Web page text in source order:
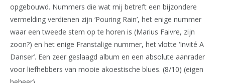
opgebouwd. Nummers die wat mij betreft een bijzondere
vermelding verdienen zijn ‘Pouring Rain’, het enige nummer
waar een tweede stem op te horen is (Marius Faivre, zijn
zoon?) en het enige Franstalige nummer, het vlotte ‘Invité A
Danser’. Een zeer geslaagd album en een absolute aanrader
voor liefhebbers van mooie akoestische blues. (8/10) (eigen